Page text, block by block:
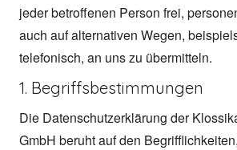
jeder betroffenen Person frei,
auch auf alternativen Wegen,
telefonisch, an uns zu übermitteln.
1. Begriffsbestimmungen
Die Datenschutzerklärung der
GmbH beruht auf den